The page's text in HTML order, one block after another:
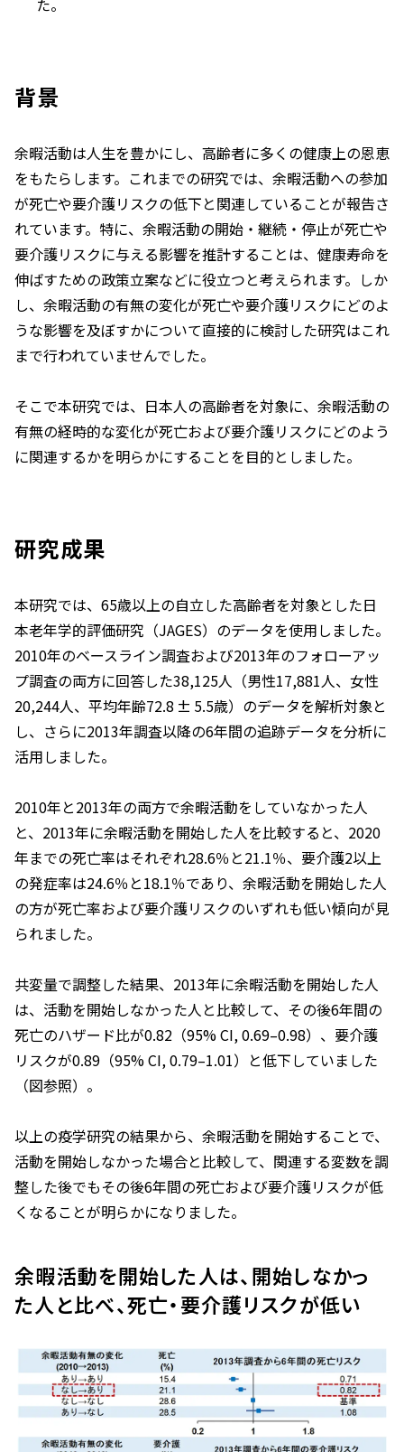
背景
余暇活動は人生を豊かにし、高齢者に多くの健康上の恩恵
をもたらします。これまでの研究では、余暇活動への参加
が死亡や要介護リスクの低下と関連していることが報告さ
れています。特に、余暇活動の開始・継続・停止が死亡や
要介護リスクに与える影響を推計することは、健康寿命を
伸ばすための政策立案などに役立つと考えられます。しか
し、余暇活動の有無の変化が死亡や要介護リスクにどのよ
うな影響を及ぼすかについて直接的に検討した研究はこれ
まで行われていませんでした。
そこで本研究では、日本人の高齢者を対象に、余暇活動の
有無の経時的な変化が死亡および要介護リスクにどのよう
に関連するかを明らかにすることを目的としました。
研究成果
本研究では、65歳以上の自立した高齢者を対象とした日
本老年学的評価研究（JAGES）のデータを使用しました。
2010年のベースライン調査および2013年のフォローアッ
プ調査の両方に回答した38,125人（男性17,881人、女性
20,244人、平均年齢72.8 ± 5.5歳）のデータを解析対象と
し、さらに2013年調査以降の6年間の追跡データを分析に
活用しました。
2010年と2013年の両方で余暇活動をしていなかった人
と、2013年に余暇活動を開始した人を比較すると、2020
年までの死亡率はそれぞれ28.6％と21.1％、要介護2以上
の発症率は24.6％と18.1％であり、余暇活動を開始した人
の方が死亡率および要介護リスクのいずれも低い傾向が見
られました。
共変量で調整した結果、2013年に余暇活動を開始した人
は、活動を開始しなかった人と比較して、その後6年間の
死亡のハザード比が0.82（95% CI, 0.69–0.98）、要介護
リスクが0.89（95% CI, 0.79–1.01）と低下していました
（図参照）。
以上の疫学研究の結果から、余暇活動を開始することで、
活動を開始しなかった場合と比較して、関連する変数を調
整した後でもその後6年間の死亡および要介護リスクが低
くなることが明らかになりました。
余暇活動を開始した人は、開始しなかっ
た人と比べ、死亡・要介護リスクが低い